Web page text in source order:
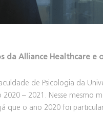
Alliance Healthcare e
de Psicologia da
– 2021. Nesse mesmo
que o ano 2020 foi